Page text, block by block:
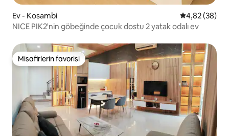
Ev - Kosambi 5 üzerinden
4,82 (38)
NICE PIK2'nin göbeğinde çocuk dostu 2 yatak odalı ev
Misafirlerin favorisi
Misafirlerin favorisi